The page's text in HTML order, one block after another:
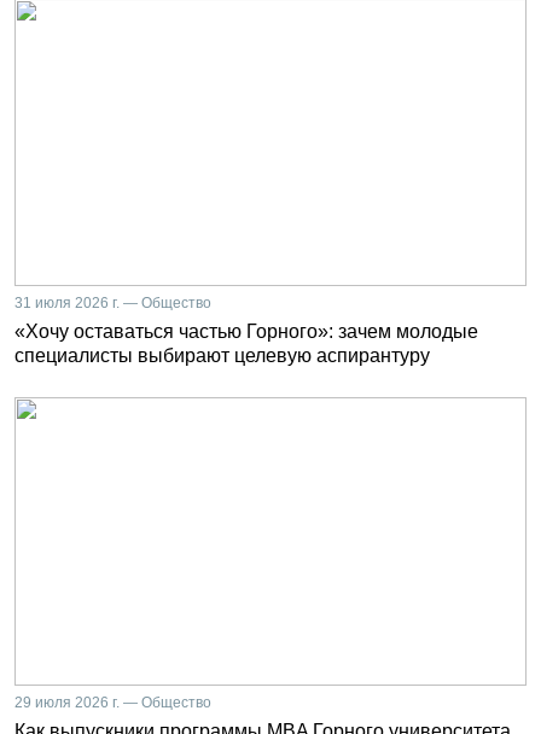
31 июля 2026 г. — Общество
«Хочу оставаться частью Горного»: зачем молодые
специалисты выбирают целевую аспирантуру
29 июля 2026 г. — Общество